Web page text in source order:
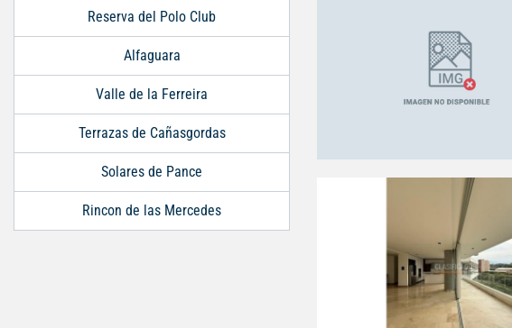
Reserva del Polo Club
Alfaguara
Valle de la Ferreira
Terrazas de Cañasgordas
Solares de Pance
Rincon de las Mercedes